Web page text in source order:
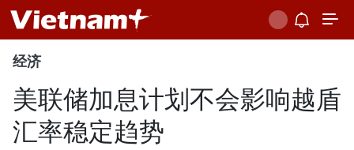
经济
美联储加息计划不会影响越盾
汇率稳定趋势